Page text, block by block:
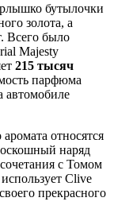
бутылочки
золота, а
Всего было
Majesty
215 тысяч
парфюма
автомобиле
относятся
наряд
с Томом
Clive
прекрасного